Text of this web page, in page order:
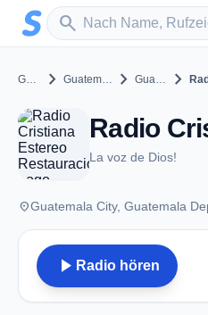
Zum Hauptinhalt springen
search
Sender suchen
Guatemala chevron_right Guatemala Department chevron_right Guatemala City chevron_right
La voz de Dios!
placeGuatemala City, Guatemala
play_arrow Radio hören